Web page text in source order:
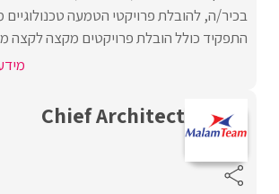
בכיר/ה, להובלת פרויקטי הטמעה טכנולוגיים
התפקיד כולל הובלת פרויקטים מקצה לקצה
Chief Architect